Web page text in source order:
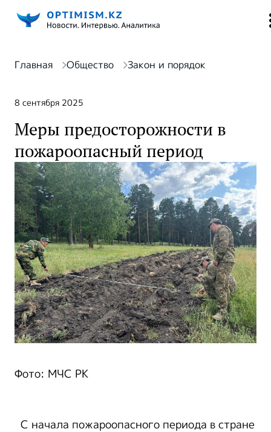
Главная Общество Закон и порядок
8 сентября 2025
Меры предосторожности в
пожароопасный период
Фото: МЧС РК
С начала пожароопасного периода в стране